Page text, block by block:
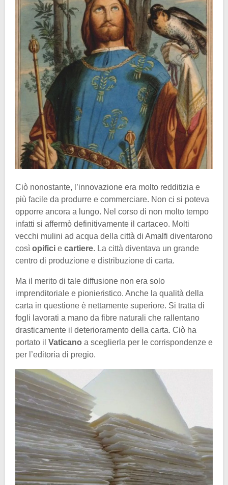
Ciò nonostante, l’innovazione era molto redditizia e
più facile da produrre e commerciare. Non ci si poteva
opporre ancora a lungo. Nel corso di non molto tempo
infatti si affermò definitivamente il cartaceo. Molti
vecchi mulini ad acqua della città di Amalfi diventarono
così opifici e cartiere. La città diventava un grande
centro di produzione e distribuzione di carta.
Ma il merito di tale diffusione non era solo
imprenditoriale e pionieristico. Anche la qualità della
carta in questione è nettamente superiore. Si tratta di
fogli lavorati a mano da fibre naturali che rallentano
drasticamente il deterioramento della carta. Ciò ha
portato il Vaticano a sceglierla per le corrispondenze e
per l’editoria di pregio.